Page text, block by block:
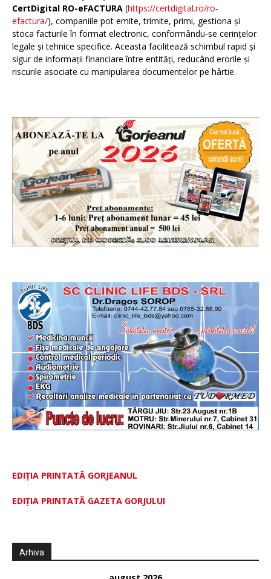
CertDigital RO-eFACTURA (https://certdigital.ro/ro-
efactura/), companiile pot emite, trimite, primi, gestiona și
stoca facturile în format electronic, conformându-se cerințelor
legale și tehnice specifice. Aceasta facilitează schimbul rapid și
sigur de informații financiare între entități, reducând erorile și
riscurile asociate cu manipularea documentelor pe hârtie.
EDIȚIA PRINTATĂ GORJEANUL
EDIŢIA PRINTATĂ GAZETA GORJULUI
Arhiva